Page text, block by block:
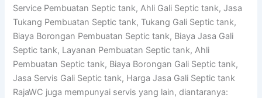
Service Pembuatan Septic tank, Ahli Gali Septic tank, Jasa
Tukang Pembuatan Septic tank, Tukang Gali Septic tank,
Biaya Borongan Pembuatan Septic tank, Biaya Jasa Gali
Septic tank, Layanan Pembuatan Septic tank, Ahli
Pembuatan Septic tank, Biaya Borongan Gali Septic tank,
Jasa Servis Gali Septic tank, Harga Jasa Gali Septic tank
RajaWC juga mempunyai servis yang lain, diantaranya: